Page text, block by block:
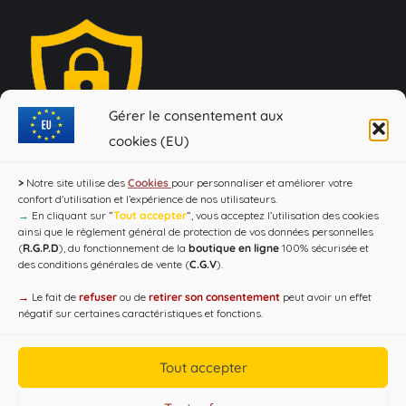
Gérer le consentement aux
cookies (EU)
> Notre site utilise des Cookies pour personnaliser et améliorer votre
confort d'utilisation et l’expérience de nos utilisateurs.
→ En cliquant sur ”Tout accepter”, vous acceptez l’utilisation des cookies
ainsi que le règlement général de protection de vos données personnelles
(R.G.P.D), du fonctionnement de la boutique en ligne 100% sécurisée et
des conditions générales de vente (C.G.V).
→ Le fait de refuser ou de retirer son consentement peut avoir un effet
négatif sur certaines caractéristiques et fonctions.
Tout accepter
consommer avec modération !"